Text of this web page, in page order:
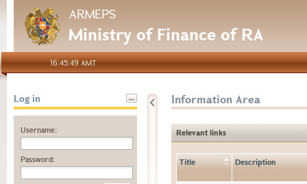
ARMEPS
Ministry of Finance of RA
16:45:49 AMT
Log in
Username:
Password:
Information Area
Relevant links
Title Description